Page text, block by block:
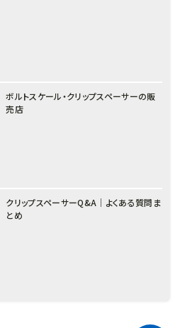
ボルトスケール・クリップスペーサーの販
売店
クリップスペーサーQ&A｜よくある質問ま
とめ